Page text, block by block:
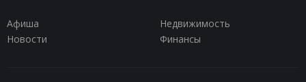
Афиша
Недвижимость
Новости
Финансы